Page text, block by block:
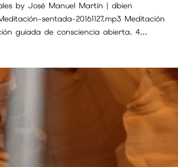
by José Manuel Martín | dbien
sentada-20161127.mp3 Meditación
guiada de consciencia abierta. 4...